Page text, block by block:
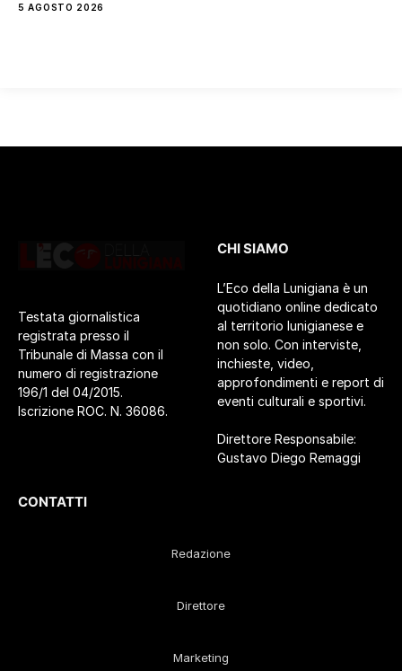
5 AGOSTO 2026
Testata giornalistica
registrata presso il
Tribunale di Massa con il
numero di registrazione
196/1 del 04/2015.
Iscrizione ROC. N. 36086.
CHI SIAMO
L’Eco della Lunigiana è un
quotidiano online dedicato
al territorio lunigianese e
non solo. Con interviste,
inchieste, video,
approfondimenti e report di
eventi culturali e sportivi.
Direttore Responsabile:
Gustavo Diego Remaggi
CONTATTI
Redazione
Direttore
Marketing